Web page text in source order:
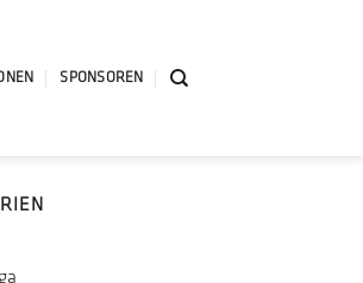
SPONSOREN